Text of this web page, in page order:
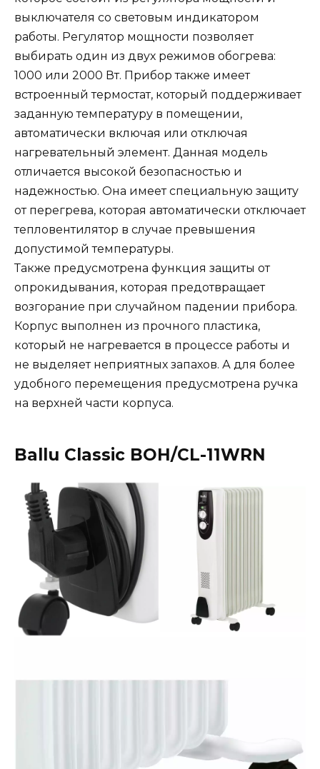
выключателя со световым индикатором
работы. Регулятор мощности позволяет
выбирать один из двух режимов обогрева:
1000 или 2000 Вт. Прибор также имеет
встроенный термостат, который поддерживает
заданную температуру в помещении,
автоматически включая или отключая
нагревательный элемент. Данная модель
отличается высокой безопасностью и
надежностью. Она имеет специальную защиту
от перегрева, которая автоматически отключает
тепловентилятор в случае превышения
допустимой температуры.
Также предусмотрена функция защиты от
опрокидывания, которая предотвращает
возгорание при случайном падении прибора.
Корпус выполнен из прочного пластика,
который не нагревается в процессе работы и
не выделяет неприятных запахов. А для более
удобного перемещения предусмотрена ручка
на верхней части корпуса.
Ballu Classic BOH/CL-11WRN